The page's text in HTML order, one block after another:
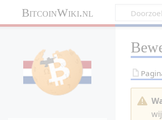
BitcoinWiki.nl